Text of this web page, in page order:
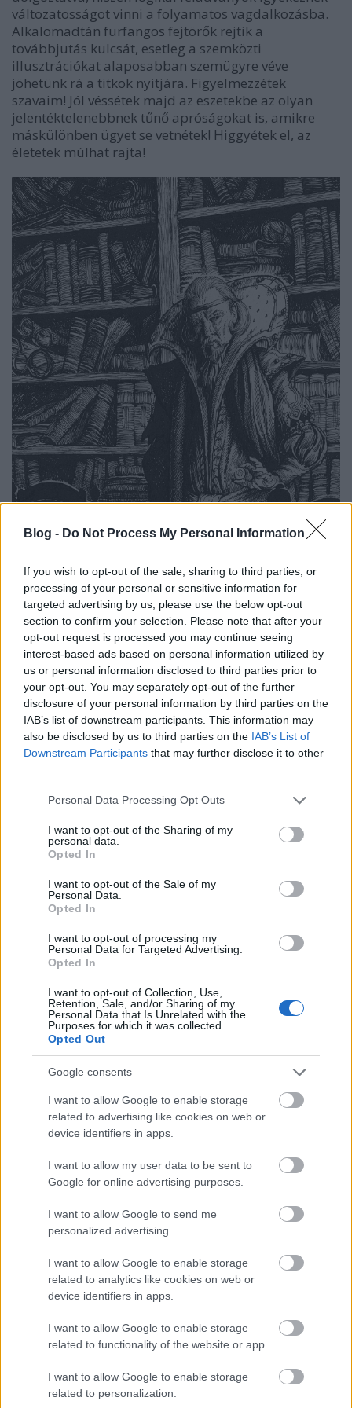
Blog - Do Not Process My Personal Information
If you wish to opt-out of the sale, sharing to third parties, or
processing of your personal or sensitive information for
targeted advertising by us, please use the below opt-out
section to confirm your selection. Please note that after your
opt-out request is processed you may continue seeing
interest-based ads based on personal information utilized by
us or personal information disclosed to third parties prior to
your opt-out. You may separately opt-out of the further
disclosure of your personal information by third parties on the
IAB’s list of downstream participants. This information may
also be disclosed by us to third parties on the IAB’s List of
Downstream Participants that may further disclose it to other
Please note that this website/app uses one or more Google
not limited to your visit or usage behaviour. You may click to
grant or deny consent to Google and its third-party tags to
use your data for below specified purposes in below Google
consent section.
Personal Data Processing Opt Outs
I want to opt-out of the Sharing of my
personal data.
Opted In
I want to opt-out of the Sale of my
Personal Data.
Opted In
I want to opt-out of processing my
Personal Data for Targeted Advertising.
Opted In
I want to opt-out of Collection, Use,
Retention, Sale, and/or Sharing of my
Personal Data that Is Unrelated with the
Purposes for which it was collected.
Opted Out
Google consents
I want to allow Google to enable storage
related to advertising like cookies on web or
device identifiers in apps.
I want to allow my user data to be sent to
Google for online advertising purposes.
I want to allow Google to send me
personalized advertising.
I want to allow Google to enable storage
related to analytics like cookies on web or
device identifiers in apps.
I want to allow Google to enable storage
related to functionality of the website or app.
I want to allow Google to enable storage
related to personalization.
változatosságot vinni a folyamatos vagdalkozásba.
Alkalomadtán furfangos fejtörők rejtik a
továbbjutás kulcsát, esetleg a szemközti
illusztrációkat alaposabban szemügyre véve
jöhetünk rá a titkok nyitjára. Figyelmezzétek
szavaim! Jól véssétek majd az eszetekbe az olyan
jelentéktelenebbnek tűnő apróságokat is, amikre
máskülönben ügyet se vetnétek! Higgyétek el, az
életetek múlhat rajta!
Mennyi pénz! (Martin McKenna illusztrációja)
ゴゴゴゴ(Martin McKenna illusztrációja)
Ha már az előbb szóba kerültek a történetet életre
keltő rajzok: Martin McKenna munkái a ’90-es
években született szerepjátékok hangulatát